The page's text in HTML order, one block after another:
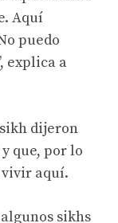
Aquí
puedo
explica a
dijeron
que, por lo
vivir aquí.
sikhs